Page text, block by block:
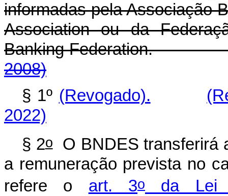
informadas pela Associação
Associationou da
Banking Federation
2008)
§ 1º (Revogado).
2022)
§ 2oO BNDES transferirá
a remuneração prevista no
refere o art. 3o
da Lei